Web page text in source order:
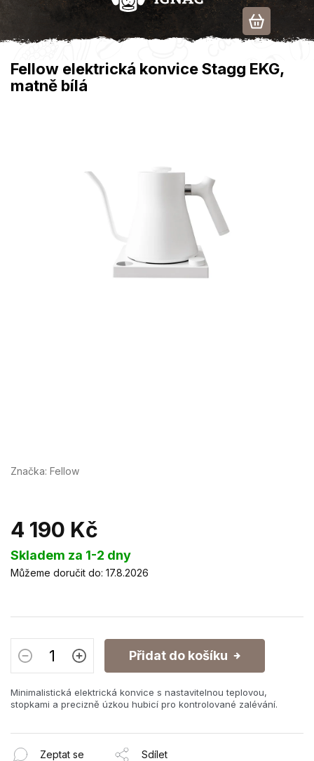
Přejít
Fellow elektrická konvice Stagg EKG,
matně bílá
Značka: Fellow
4 190 Kč
Měrná
cena:
Skladem za 1-2 dny
Můžeme doručit do: 17.8.2026
Přidat do košíku
Minimalistická elektrická konvice s nastavitelnou teplovou,
stopkami a precizně úzkou hubicí pro kontrolované zalévání.
Zeptat se Sdílet